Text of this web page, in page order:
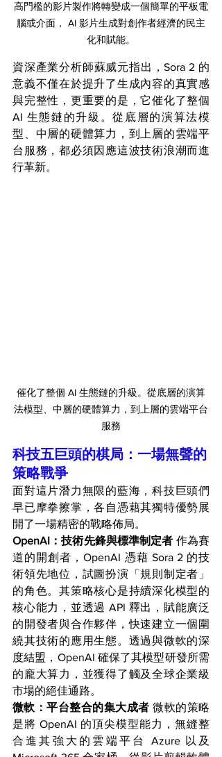
高門檻的影片製作將轉變成一個簡單的平板電
腦或介面， AI 影片生成對創作者經濟的民主
化和賦能。
資深產業分析師蘇威元指出，Sora 2 的
意義不僅在於提升了生成內容的真實感
與完整性，更重要的是，它催化了整個
AI 生態鏈的升級。從底層的演算法模
型、中層的硬體算力，到上層的雲端平
台服務，都必須因應這波技術浪潮而進
行革新。
催化了整個 AI 生態鏈的升級。從底層的演算
法模型、中層的硬體算力，到上層的雲端平台
服務
科技五巨頭的棋局：一場無聲的
策略戰爭
面對這片潛力無限的藍海，科技巨頭們
早已摩拳擦掌，各自憑藉其獨特優勢展
開了一場精密的戰略佈局。
OpenAI：技術先鋒與標準制定者 作為賽
道的開創者，OpenAI 憑藉 Sora 2 的技
術領先地位，試圖扮演「規則制定者」
的角色。其策略核心是持續深化模型的
核心能力，並透過 API 釋出，賦能廣泛
的開發者與合作夥伴，快速建立一個圍
繞其技術的應用生態。透過與微軟的深
度結盟，OpenAI 確保了其模型研發所需
的龐大算力，並獲得了觸及全球企業級
市場的絕佳通路。
微軟：平台整合的集大成者 微軟的策略
是將 OpenAI 的頂尖模型能力，無縫整
合進其強大的雲端平台 Azure 以及